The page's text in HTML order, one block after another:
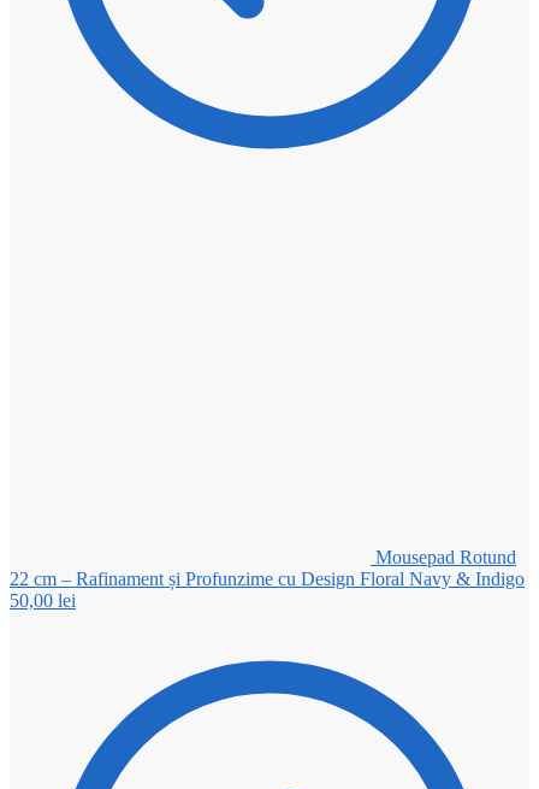
Mousepad Rotund
22 cm – Rafinament și Profunzime cu Design Floral Navy & Indigo
50,00 lei